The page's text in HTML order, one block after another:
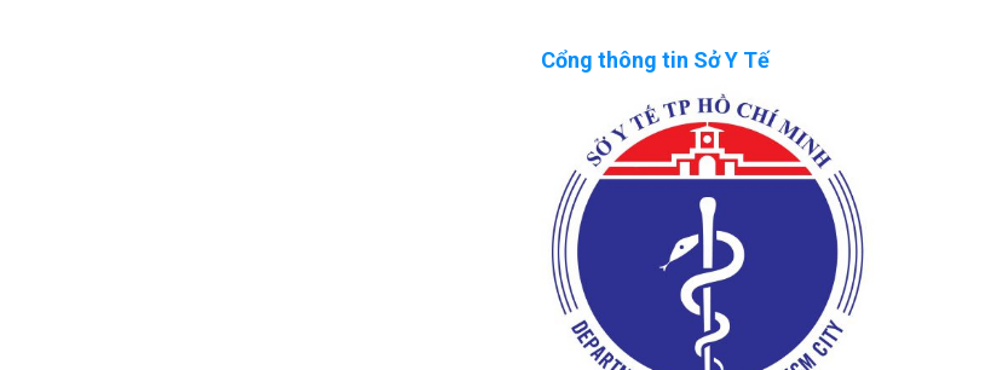
Cổng thông tin Sở Y Tế